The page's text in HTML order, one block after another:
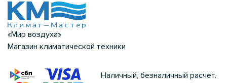
«Мир воздуха»
Магазин климатической техники
Наличный, безналичный расчет.